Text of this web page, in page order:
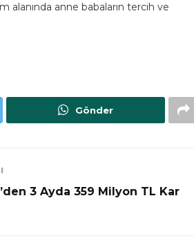
alanında anne babaların tercih ve
Gönder
3 Ayda 359 Milyon TL Kar